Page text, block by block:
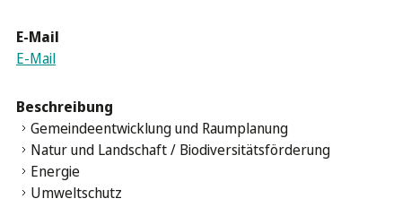
E-Mail
E-Mail
Beschreibung
Gemeindeentwicklung und Raumplanung
Natur und Landschaft / Biodiversitätsförderung
Energie
Umweltschutz